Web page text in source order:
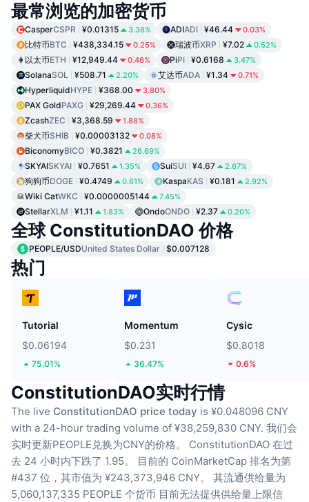
最常浏览的加密货币
CasperCSPR ¥0.01315 3.38% ADIADI ¥46.44 0.03%
比特币BTC ¥438,334.15 0.25% 瑞波币XRP ¥7.02 0.52%
以太币ETH ¥12,949.44 0.46% PiPI ¥0.6168 3.47%
SolanaSOL ¥508.71 2.20% 艾达币ADA ¥1.34 0.71%
HyperliquidHYPE ¥368.00 3.80%
PAX GoldPAXG ¥29,269.44 0.36%
ZcashZEC ¥3,368.59 1.88%
柴犬币SHIB ¥0.00003132 0.08%
BiconomyBICO ¥0.3821 26.69%
SKYAISKYAI ¥0.7651 1.35% SuiSUI ¥4.67 2.67%
狗狗币DOGE ¥0.4749 0.61% KaspaKAS ¥0.181 2.92%
Wiki CatWKC ¥0.0000005144 7.45%
StellarXLM ¥1.11 1.83% OndoONDO ¥2.37 0.20%
全球 ConstitutionDAO 价格
PEOPLE/USDUnited States Dollar $0.007128
热门
Tutorial
$0.06194
75.01%
Momentum
$0.231
36.47%
Cysic
$0.8018
0.6%
ConstitutionDAO实时行情
The live ConstitutionDAO price today is ¥0.048096 CNY
with a 24-hour trading volume of ¥38,259,830 CNY. 我们会
实时更新PEOPLE兑换为CNY的价格。
ConstitutionDAO 在过
去 24 小时内下跌了 1.95。
目前的 CoinMarketCap 排名为第
#437 位，其市值为 ¥243,373,946 CNY。
其流通供给量为
5,060,137,335 PEOPLE 个货币 目前无法提供供给量上限信